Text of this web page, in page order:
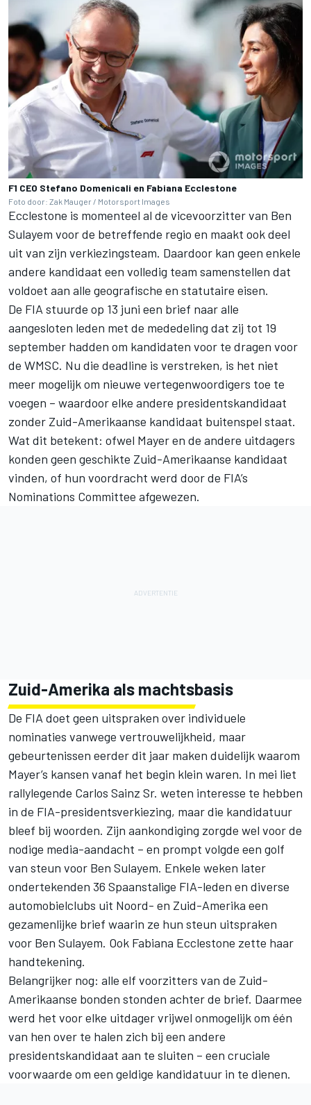
F1 CEO Stefano Domenicali en Fabiana Ecclestone
Foto door: Zak Mauger / Motorsport Images
Ecclestone is momenteel al de vicevoorzitter van Ben
Sulayem voor de betreffende regio en maakt ook deel
uit van zijn verkiezingsteam. Daardoor kan geen enkele
andere kandidaat een volledig team samenstellen dat
voldoet aan alle geografische en statutaire eisen.
De FIA stuurde op 13 juni een brief naar alle
aangesloten leden met de mededeling dat zij tot 19
september hadden om kandidaten voor te dragen voor
de WMSC. Nu die deadline is verstreken, is het niet
meer mogelijk om nieuwe vertegenwoordigers toe te
voegen – waardoor elke andere presidentskandidaat
zonder Zuid-Amerikaanse kandidaat buitenspel staat.
Wat dit betekent: ofwel Mayer en de andere uitdagers
konden geen geschikte Zuid-Amerikaanse kandidaat
vinden, of hun voordracht werd door de FIA’s
Nominations Committee afgewezen.
Zuid-Amerika als machtsbasis
De FIA doet geen uitspraken over individuele
nominaties vanwege vertrouwelijkheid, maar
gebeurtenissen eerder dit jaar maken duidelijk waarom
Mayer’s kansen vanaf het begin klein waren. In mei liet
rallylegende Carlos Sainz Sr. weten interesse te hebben
in de FIA-presidentsverkiezing, maar die kandidatuur
bleef bij woorden. Zijn aankondiging zorgde wel voor de
nodige media-aandacht – en prompt volgde een golf
van steun voor Ben Sulayem. Enkele weken later
ondertekenden 36 Spaanstalige FIA-leden en diverse
automobielclubs uit Noord- en Zuid-Amerika een
gezamenlijke brief waarin ze hun steun uitspraken
voor Ben Sulayem. Ook Fabiana Ecclestone zette haar
handtekening.
Belangrijker nog: alle elf voorzitters van de Zuid-
Amerikaanse bonden stonden achter de brief. Daarmee
werd het voor elke uitdager vrijwel onmogelijk om één
van hen over te halen zich bij een andere
presidentskandidaat aan te sluiten – een cruciale
voorwaarde om een geldige kandidatuur in te dienen.